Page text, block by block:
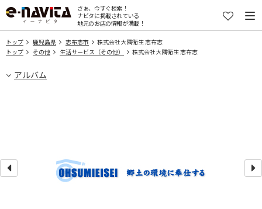
さぁ、今すぐ検索！
ナビタに掲載されている
地元のお店の情報が満載！
トップ 鹿児島県 志布志市
株式会社大隅衛生 志布志
トップ
その他 生活サービス（その他） 株式会社大隅衛生 志布志
アルバム